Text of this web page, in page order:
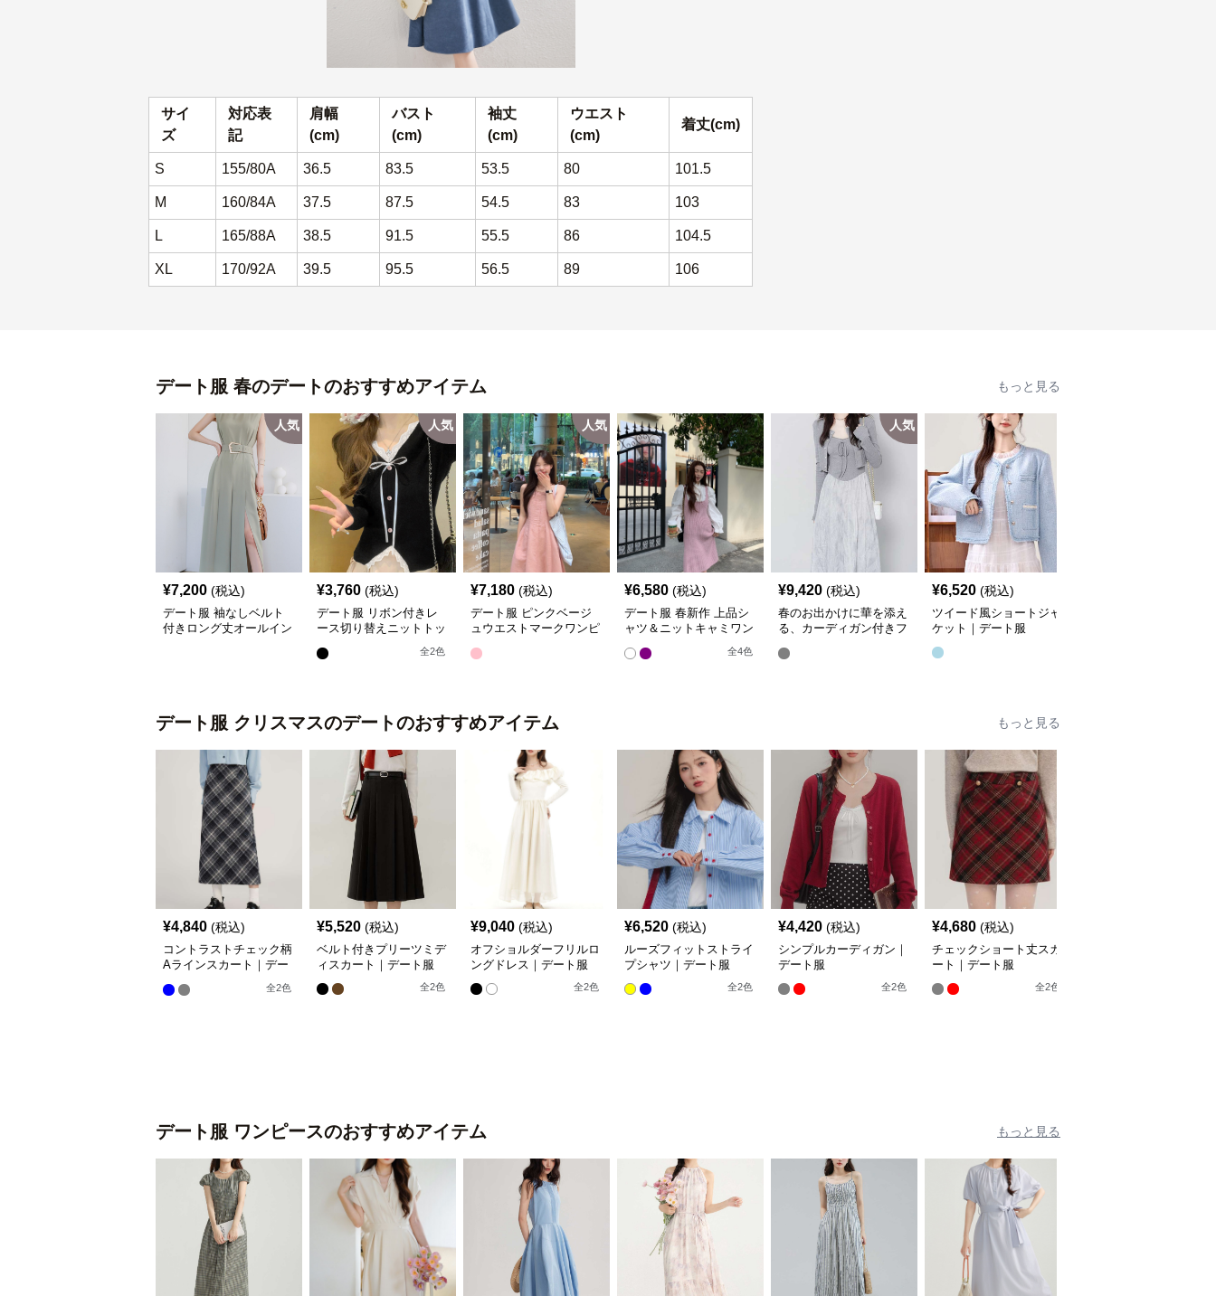
サイ
ズ
対応表
記
肩幅
(cm)
バスト
(cm)
袖丈
(cm)
ウエスト
(cm)
着丈(cm)
S 155/80A 36.5 83.5 53.5 80 101.5
M 160/84A 37.5 87.5 54.5 83 103
L 165/88A 38.5 91.5 55.5 86 104.5
XL 170/92A 39.5 95.5 56.5 89 106
デート服 春のデートのおすすめアイテム もっと見る
人気
¥7,200 (税込)
デート服 袖なしベルト
付きロング丈オールイン
人気
¥3,760 (税込)
デート服 リボン付きレ
ース切り替えニットトッ
全2色
人気
¥7,180 (税込)
デート服 ピンクベージ
ュウエストマークワンピ
¥6,580 (税込)
デート服 春新作 上品シ
ャツ＆ニットキャミワン
全4色
人気
¥9,420 (税込)
春のお出かけに華を添え
る、カーディガン付きフ
デート服
¥6,520 (税込)
ツイード風ショートジャ
ケット｜デート服
デート服 クリスマスのデートのおすすめアイテム もっと見る
¥4,840 (税込)
コントラストチェック柄
Aラインスカート｜デー
全2色
¥5,520 (税込)
ベルト付きプリーツミデ
ィスカート｜デート服
全2色
¥9,040 (税込)
オフショルダーフリルロ
ングドレス｜デート服
全2色
¥6,520 (税込)
ルーズフィットストライ
プシャツ｜デート服
全2色
¥4,420 (税込)
シンプルカーディガン｜
デート服
全2色
¥4,680 (税込)
チェックショート丈スカ
ート｜デート服
全2色
デート服 ワンピースのおすすめアイテム もっと見る